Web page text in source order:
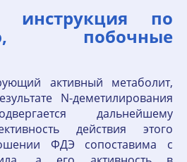
инструкция по
побочные
активный метаболит,
N-деметилирования
дальнейшему
действия этого
ФДЭ сопоставима с